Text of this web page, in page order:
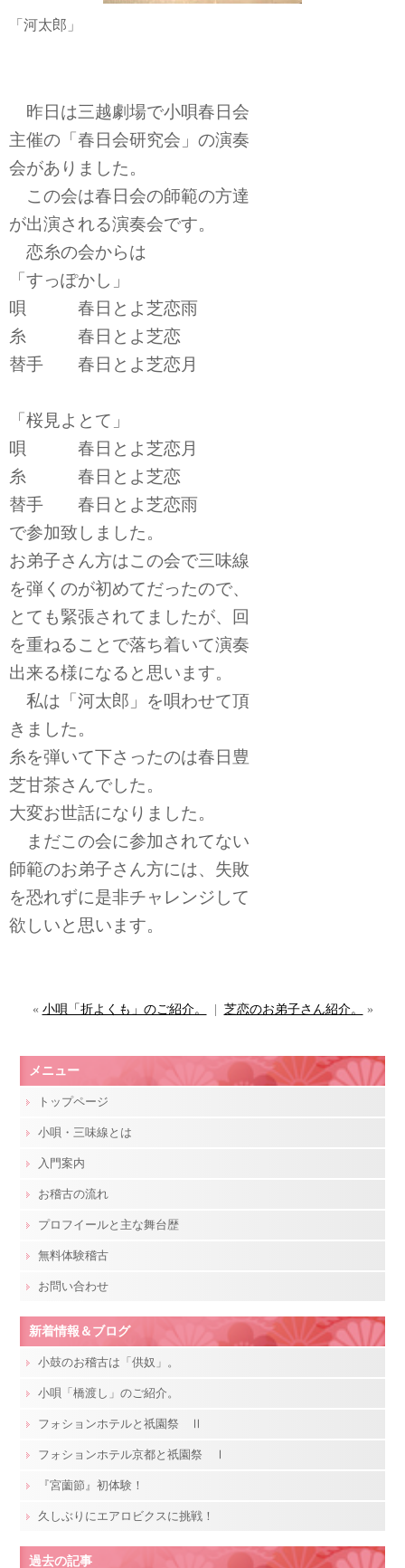
「河太郎」
昨日は三越劇場で小唄春日会
主催の「春日会研究会」の演奏
会がありました。
この会は春日会の師範の方達
が出演される演奏会です。
恋糸の会からは
「すっぽかし」
唄 春日とよ芝恋雨
糸 春日とよ芝恋
替手 春日とよ芝恋月
「桜見よとて」
唄 春日とよ芝恋月
糸 春日とよ芝恋
替手 春日とよ芝恋雨
で参加致しました。
お弟子さん方はこの会で三味線
を弾くのが初めてだったので、
とても緊張されてましたが、回
を重ねることで落ち着いて演奏
出来る様になると思います。
私は「河太郎」を唄わせて頂
きました。
糸を弾いて下さったのは春日豊
芝甘茶さんでした。
大変お世話になりました。
まだこの会に参加されてない
師範のお弟子さん方には、失敗
を恐れずに是非チャレンジして
欲しいと思います。
« 小唄「折よくも」のご紹介。 芝恋のお弟子さん紹介。 »
メニュー
トップページ
小唄・三味線とは
入門案内
お稽古の流れ
プロフイールと主な舞台歴
無料体験稽古
お問い合わせ
新着情報＆ブログ
小鼓のお稽古は「供奴」。
小唄「橋渡し」のご紹介。
フォションホテルと祇園祭 Ⅱ
フォションホテル京都と祇園祭 Ⅰ
『宮薗節』初体験！
久しぶりにエアロビクスに挑戦！
過去の記事